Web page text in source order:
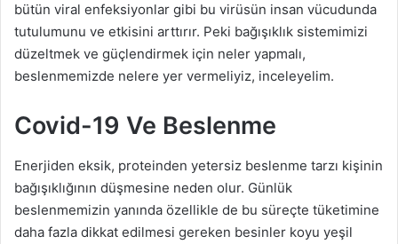
bütün viral enfeksiyonlar gibi bu virüsün insan vücudunda
tutulumunu ve etkisini arttırır. Peki bağışıklık sistemimizi
düzeltmek ve güçlendirmek için neler yapmalı,
beslenmemizde nelere yer vermeliyiz, inceleyelim.
Covid-19 Ve Beslenme
Enerjiden eksik, proteinden yetersiz beslenme tarzı kişinin
bağışıklığının düşmesine neden olur. Günlük
beslenmemizin yanında özellikle de bu süreçte tüketimine
daha fazla dikkat edilmesi gereken besinler koyu yeşil